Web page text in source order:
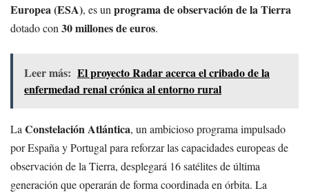
Europea (ESA), es un programa de observación de la Tierra
dotado con 30 millones de euros.
Leer más: El proyecto Radar acerca el cribado de la
enfermedad renal crónica al entorno rural
La Constelación Atlántica, un ambicioso programa impulsado
por España y Portugal para reforzar las capacidades europeas de
observación de la Tierra, desplegará 16 satélites de última
generación que operarán de forma coordinada en órbita. La